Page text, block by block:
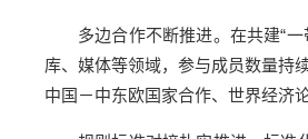
多边合作不断推进。在共建“
库、媒体等领域，参与成员数量持
中国－中东欧国家合作、世界经济